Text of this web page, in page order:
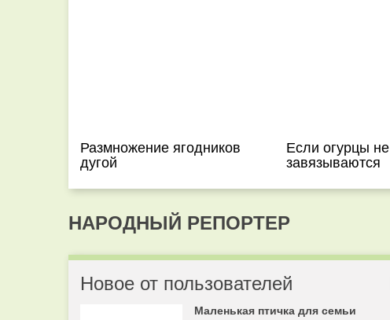
Размножение ягодников
дугой
Если огурцы не
завязываются
НАРОДНЫЙ РЕПОРТЕР
Новое от пользователей
Маленькая птичка для семьи